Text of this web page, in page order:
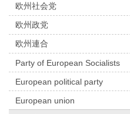
欧州社会党
欧州政党
欧州連合
Party of European Socialists
European political party
European union